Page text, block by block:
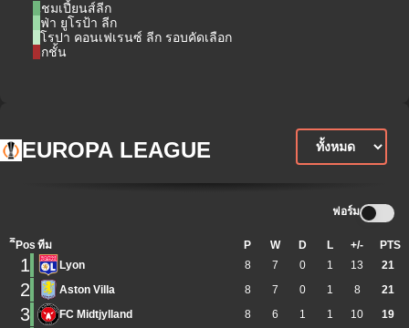
แชมเปี้ยนส์ลีก
ยูฟ่า ยูโรป้า ลีก
ยูโรปา คอนเฟเรนซ์ ลีก รอบคัดเลือก
ตกชั้น
EUROPA LEAGUE
ฟอร์ม
ิีPos ทีม P W D L +/- PTS
1 Lyon 8 7 0 1 13 21
2 Aston Villa 8 7 0 1 8 21
3 FC Midtjylland 8 6 1 1 10 19